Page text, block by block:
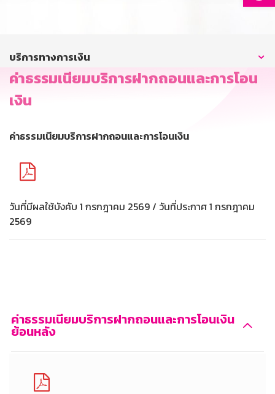
บริการทางการเงิน
ค่าธรรมเนียมบริการฝากถอนและการโอน
เงิน
ค่าธรรมเนียมบริการฝากถอนและการโอนเงิน
วันที่มีผลใช้บังคับ 1 กรกฎาคม 2569 / วันที่ประกาศ 1 กรกฎาคม
2569
ค่าธรรมเนียมบริการฝากถอนและการโอนเงิน
ย้อนหลัง